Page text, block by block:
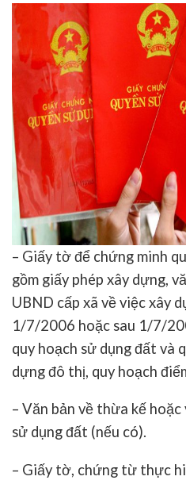
– Giấy tờ để chứng minh
gồm giấy phép xây dựng,
UBND cấp xã về việc xây
1/7/2006 hoặc sau 1/7/
quy hoạch sử dụng đất và
dựng đô thị, quy hoạch
– Văn bản về thừa kế hoặc
sử dụng đất (nếu có).
– Giấy tờ, chứng từ thực